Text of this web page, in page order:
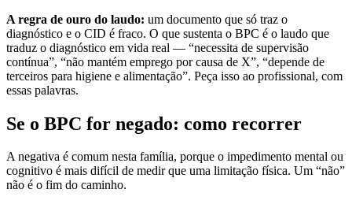
A regra de ouro do laudo: um documento que só traz o
diagnóstico e o CID é fraco. O que sustenta o BPC é o laudo que
traduz o diagnóstico em vida real — “necessita de supervisão
contínua”, “não mantém emprego por causa de X”, “depende de
terceiros para higiene e alimentação”. Peça isso ao profissional, com
essas palavras.
Se o BPC for negado: como recorrer
A negativa é comum nesta família, porque o impedimento mental ou
cognitivo é mais difícil de medir que uma limitação física. Um “não”
não é o fim do caminho.